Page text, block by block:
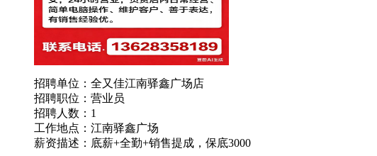
招聘单位：全又佳江南驿鑫广场店
招聘职位：营业员
招聘人数：1
工作地点：江南驿鑫广场
薪资描述：底薪+全勤+销售提成，保底3000